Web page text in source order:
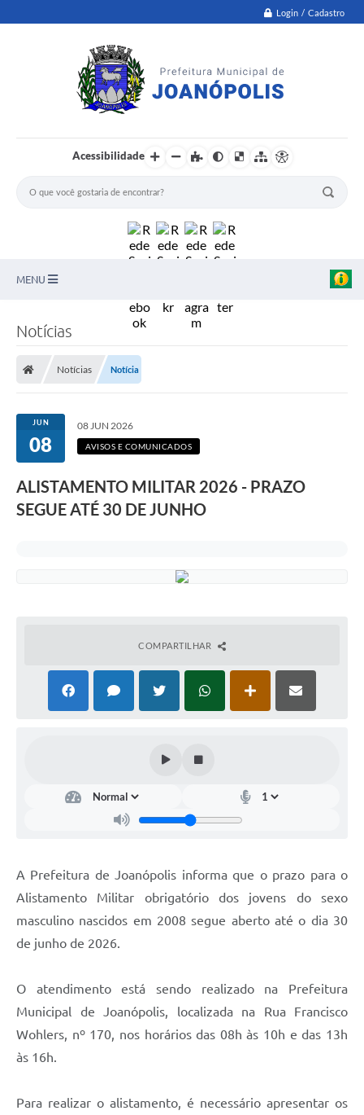
Login / Cadastro
Acessibilidade
MENU
Transparência
Editais
Conselhos
Carta de Serviços
Notícias
Notícias Notícia
JUN
08
08 JUN 2026
AVISOS E COMUNICADOS
ALISTAMENTO MILITAR 2026 - PRAZO
SEGUE ATÉ 30 DE JUNHO
COMPARTILHAR
A Prefeitura de Joanópolis informa que o prazo para o
Alistamento Militar obrigatório dos jovens do sexo
masculino nascidos em 2008 segue aberto até o dia 30
de junho de 2026.
O atendimento está sendo realizado na Prefeitura
Municipal de Joanópolis, localizada na Rua Francisco
Wohlers, nº 170, nos horários das 08h às 10h e das 13h
às 16h.
Para realizar o alistamento, é necessário apresentar os